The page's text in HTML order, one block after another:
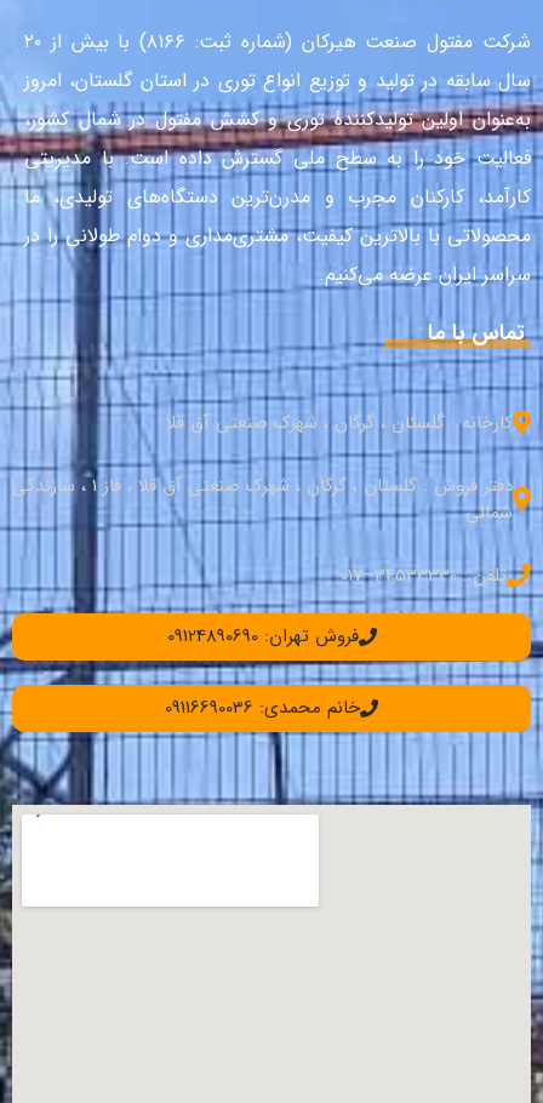
شرکت مفتول صنعت هیرکان (شماره ثبت: ۸۱۶۶) با بیش از ۲۰
سال سابقه در تولید و توزیع انواع توری در استان گلستان، امروز
به‌عنوان اولین تولیدکنندهٔ توری و کشش مفتول در شمال کشور،
فعالیت خود را به سطح ملی گسترش داده است. با مدیریتی
کارآمد، کارکنان مجرب و مدرن‌ترین دستگاه‌های تولیدی، ما
محصولاتی با بالاترین کیفیت، مشتری‌مداری و دوام طولانی را در
سراسر ایران عرضه می‌کنیم.
تماس با ما
کارخانه : گلستان ، گرگان ، شهرک صنعتی آق قلا
دفتر فروش : گلستان ، گرگان ، شهرک صنعتی آق قلا ، فاز 1 ، سازندگی
شمالی
تلفن : 34533330–017
فروش تهران: 09124890690
خانم محمدی: 09116690036